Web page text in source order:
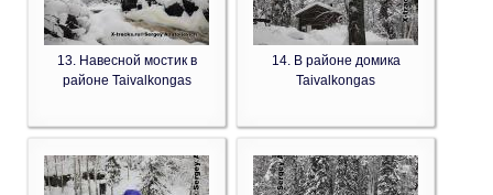
13. Навесной мостик в
районе Taivalkongas
14. В районе домика
Taivalkongas